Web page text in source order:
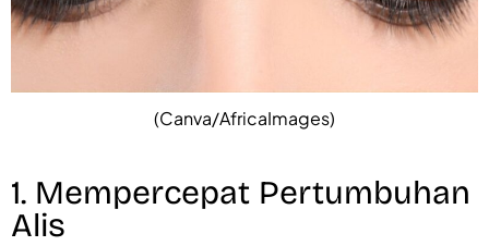
(Canva/AfricaImages)
1. Mempercepat Pertumbuhan
Alis